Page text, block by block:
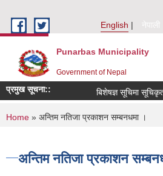
English
नेपाली
Punarbas Municipality
Government of Nepal
प्रमुख सूचना:: बिशेषज्ञ सूचिमा
You are here
Home » अन्तिम नतिजा प्रकाशन सम्बनधमा ।
अन्तिम नतिजा प्रकाशन